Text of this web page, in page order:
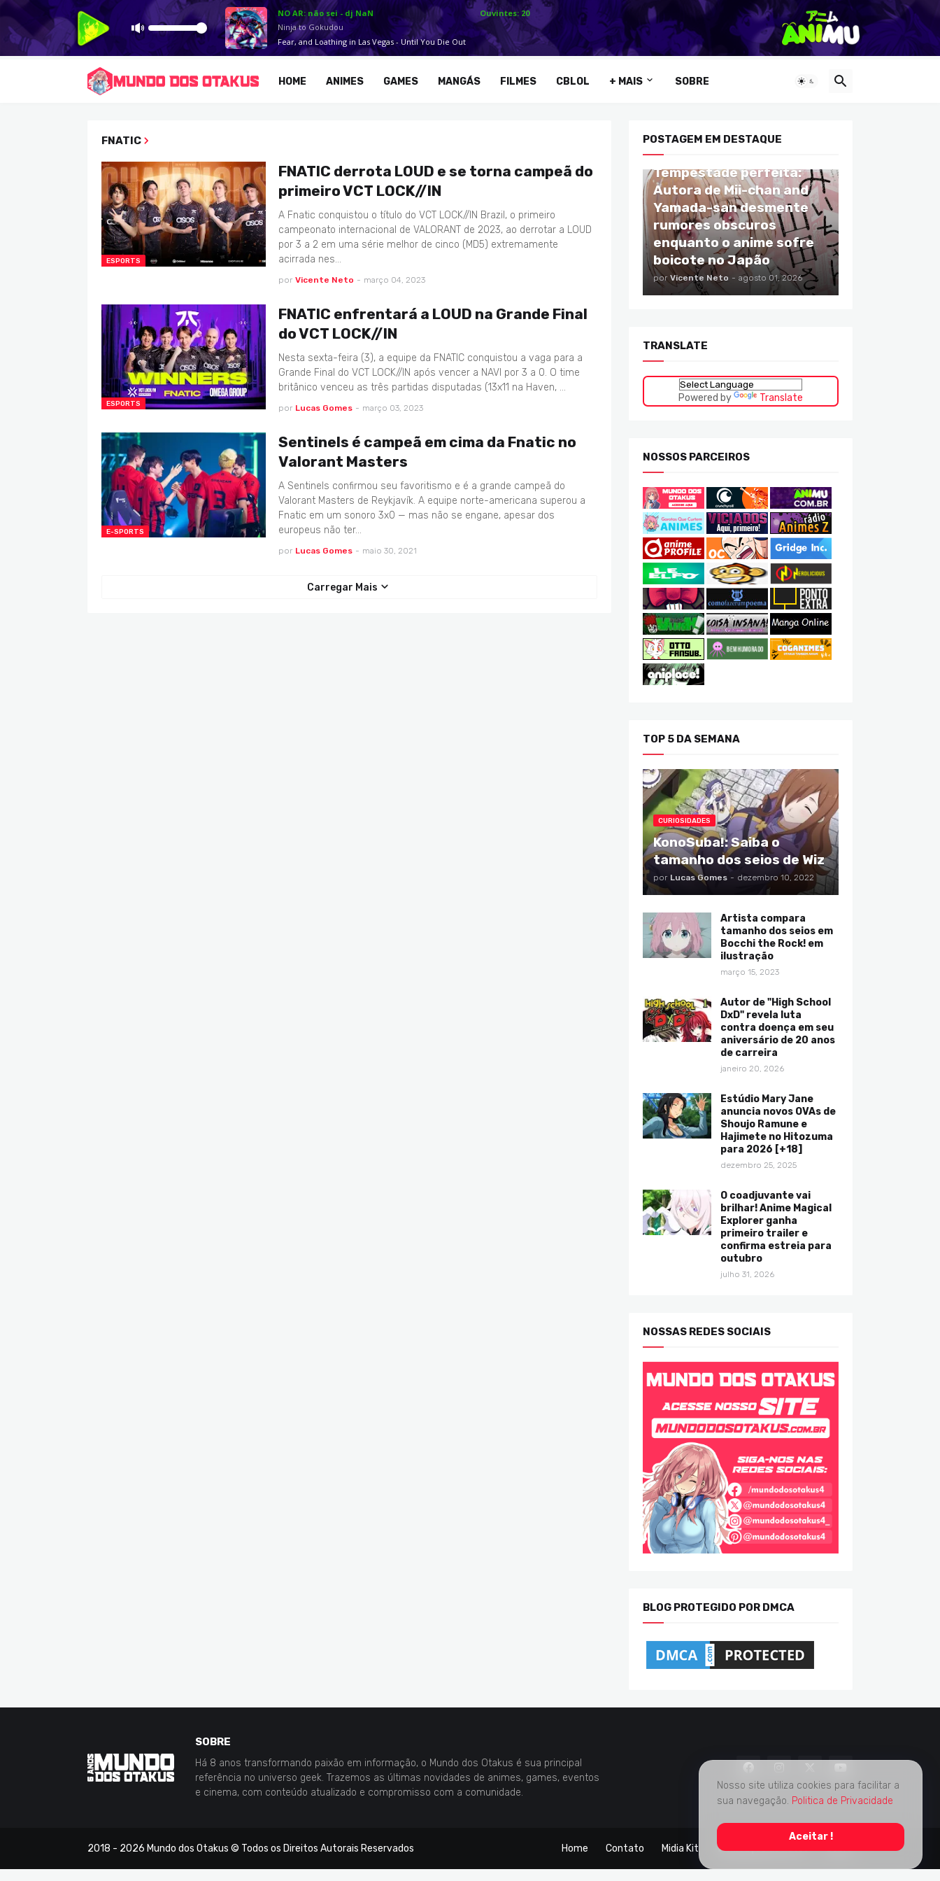
HOME ANIMES GAMES MANGÁS FILMES CBLOL + MAIS SOBRE
FNATIC
ESPORTS
FNATIC derrota LOUD e se torna campeã do
primeiro VCT LOCK//IN
A Fnatic conquistou o título do VCT LOCK//IN Brazil, o primeiro
campeonato internacional de VALORANT de 2023, ao derrotar a LOUD
por 3 a 2 em uma série melhor de cinco (MD5) extremamente
acirrada nes…
por Vicente Neto - março 04, 2023
ESPORTS
FNATIC enfrentará a LOUD na Grande Final
do VCT LOCK//IN
Nesta sexta-feira (3), a equipe da FNATIC conquistou a vaga para a
Grande Final do VCT LOCK//IN após vencer a NAVI por 3 a 0. O time
britânico venceu as três partidas disputadas (13x11 na Haven, …
por Lucas Gomes - março 03, 2023
E-SPORTS
Sentinels é campeã em cima da Fnatic no
Valorant Masters
A Sentinels confirmou seu favoritismo e é a grande campeã do
Valorant Masters de Reykjavík. A equipe norte-americana superou a
Fnatic em um sonoro 3x0 — mas não se engane, apesar dos
europeus não ter…
por Lucas Gomes - maio 30, 2021
Carregar Mais
POSTAGEM EM DESTAQUE
Tempestade perfeita:
Autora de Mii-chan and
Yamada-san desmente
rumores obscuros
enquanto o anime sofre
boicote no Japão
por Vicente Neto - agosto 01, 2026
TRANSLATE
Powered by Translate
NOSSOS PARCEIROS
TOP 5 DA SEMANA
CURIOSIDADES
KonoSuba!: Saiba o
tamanho dos seios de Wiz
por Lucas Gomes - dezembro 10, 2022
Artista compara
tamanho dos seios em
Bocchi the Rock! em
ilustração
março 15, 2023
Autor de "High School
DxD" revela luta
contra doença em seu
aniversário de 20 anos
de carreira
janeiro 20, 2026
Estúdio Mary Jane
anuncia novos OVAs de
Shoujo Ramune e
Hajimete no Hitozuma
para 2026 [+18]
dezembro 25, 2025
O coadjuvante vai
brilhar! Anime Magical
Explorer ganha
primeiro trailer e
confirma estreia para
outubro
julho 31, 2026
NOSSAS REDES SOCIAIS
BLOG PROTEGIDO POR DMCA
SOBRE
Há 8 anos transformando paixão em informação, o Mundo dos Otakus é sua principal
referência no universo geek. Trazemos as últimas novidades de animes, games, eventos
e cinema, com conteúdo atualizado e compromisso com a comunidade.
2018 - 2026 Mundo dos Otakus © Todos os Direitos Autorais Reservados Home Contato Midia Kit Verificação de Fatos Sobre
Nosso site utiliza cookies para facilitar a
sua navegação. Politica de Privacidade
Aceitar !